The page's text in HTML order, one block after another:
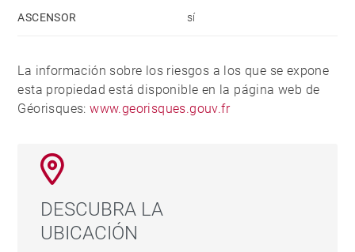
ASCENSOR sí
La información sobre los riesgos a los que se expone
esta propiedad está disponible en la página web de
Géorisques:www.georisques.gouv.fr
DESCUBRA LA
UBICACIÓN